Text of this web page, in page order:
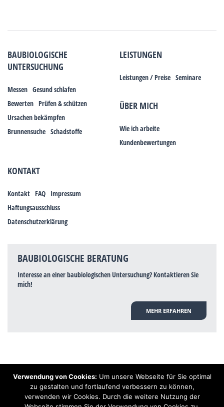
BAUBIOLOGISCHE
UNTERSUCHUNG
Messen Gesund schlafen
Bewerten Prüfen & schützen
Ursachen bekämpfen
Brunnensuche Schadstoffe
LEISTUNGEN
Leistungen / Preise Seminare
ÜBER MICH
Wie ich arbeite
Kundenbewertungen
KONTAKT
Kontakt FAQ Impressum
Haftungsausschluss
Datenschutzerklärung
BAUBIOLOGISCHE BERATUNG
Interesse an einer baubiologischen Untersuchung? Kontaktieren Sie
mich!
MEHR ERFAHREN
Hinweis: Trotz zahlreicher Studien, die einen Zusammenhang zwischen
Elektrosmog und gesundheitlichen Problemen aufzeigen, ist es von der
praktischen Schulmedizin bisher wissenschaftlich nicht anerkannt, dass
Elektrosmog und Erdstrahlen gesundheitliche Auswirkungen haben können.
Verwendung von Cookies: Um unsere Webseite für Sie optimal
zu gestalten und fortlaufend verbessern zu können,
verwenden wir Cookies. Durch die weitere Nutzung der